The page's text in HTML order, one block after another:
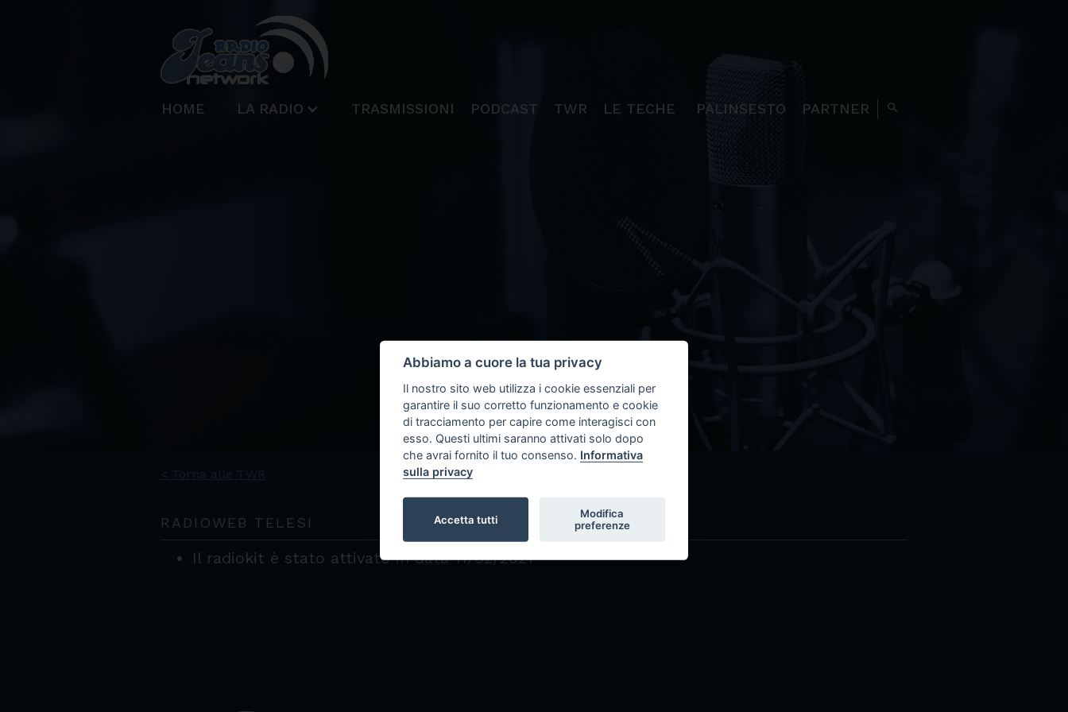
HOME LA RADIO TRASMISSIONI PODCAST TWR LE TECHE PALINSESTO PARTNER search
IIS Telesi@
RADIOWEB TELESI
Il radiokit è stato attivato in data 11/02/2021
Abbiamo a cuore la tua privacy
Il nostro sito web utilizza i cookie essenziali per
garantire il suo corretto funzionamento e cookie
di tracciamento per capire come interagisci con
esso. Questi ultimi saranno attivati solo dopo
che avrai fornito il tuo consenso. Informativa
sulla privacy
Accetta tutti
Modifica
preferenze